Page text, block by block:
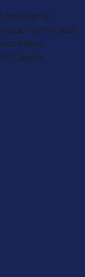
δούλεψε το
με τα στοιχεία
πλέον
Capital